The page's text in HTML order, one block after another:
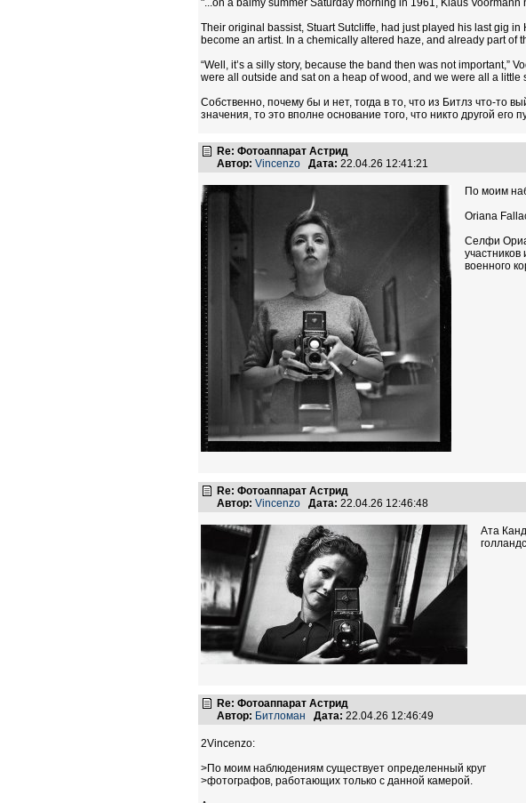
"...on a balmy summer Saturday morning in 1961, Klaus Voormann
Their original bassist, Stuart Sutcliffe, had just played his last gig
become an artist. In a chemically altered haze, and already part
“Well, it’s a silly story, because the band then was not important,”
were all outside and sat on a heap of wood, and we were all a little
Собственно, почему бы и нет, тогда в то, что из Битлз что-то
значения, то это вполне основание того, что никто другой его
Re: Фотоаппарат Астрид
Автор: Vincenzo Дата: 22.04.26 12:41:21
По моим
Oriana
Селфи
военного
Re: Фотоаппарат Астрид
Автор: Vincenzo Дата: 22.04.26 12:46:48
Ата
Re: Фотоаппарат Астрид
Автор: Битломан Дата: 22.04.26 12:46:49
2Vincenzo:
>По моим наблюдениям существует определенный круг
>фотографов, работающих только с данной камерой.